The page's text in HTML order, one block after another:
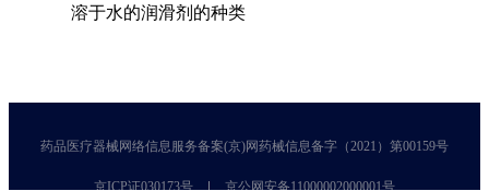
溶于水的润滑剂的种类
药品医疗器械网络信息服务备案(京)网药械信息备字（2021）第00159号
京ICP证030173号 京公网安备11000002000001号